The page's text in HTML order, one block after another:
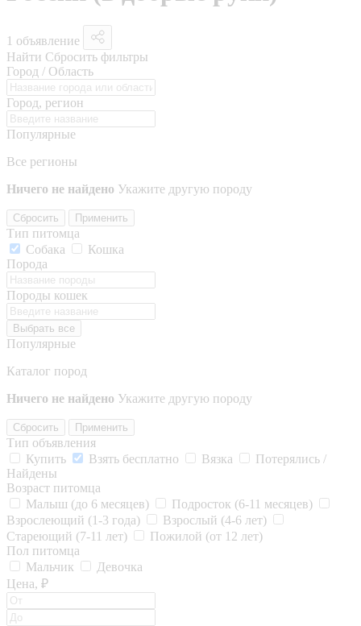
1 объявление
Найти Сбросить фильтры
Город / Область
Город, регион
Популярные
Все регионы
Ничего не найдено Укажите другую породу
Сбросить Применить
Тип питомца
Собака
Кошка
Порода
Породы кошек
Выбрать все
Популярные
Каталог пород
Ничего не найдено Укажите другую породу
Сбросить Применить
Тип объявления
Купить
Взять бесплатно Вязка
Потерялись /
Найдены
Возраст питомца
Малыш (до 6 месяцев)
Подросток (6-11 месяцев)
Взрослеющий (1-3 года)
Взрослый (4-6 лет)
Стареющий (7-11 лет)
Пожилой (от 12 лет)
Пол питомца
Мальчик
Девочка
Цена, ₽